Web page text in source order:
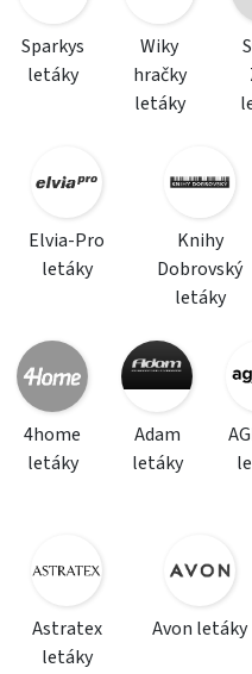
Sparkys
letáky
Wiky
hračky
letáky
Elvia-Pro
letáky
Knihy
Dobrovský
letáky
4home
letáky
Adam
letáky
Astratex
letáky
Avon letáky